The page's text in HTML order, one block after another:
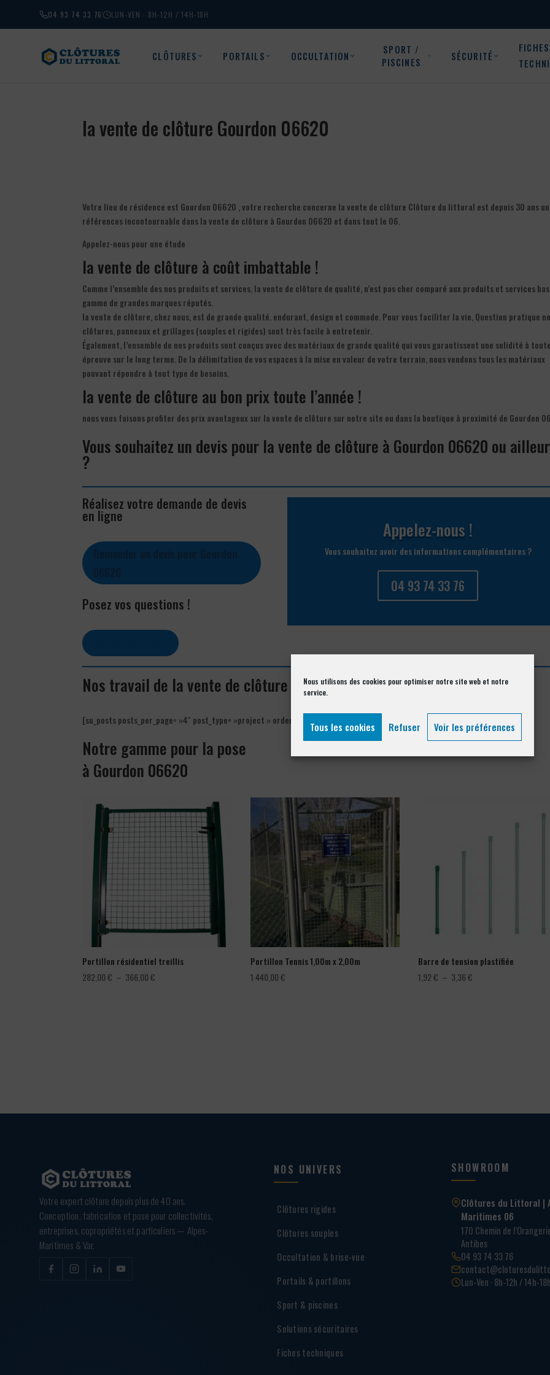
Nous utilisons des cookies pour optimiser notre site web et notre
service.
Tous les cookies Refuser Voir les préférences
04 93 74 33 76 LUN-VEN · 8H-12H / 14H-18H
CLÔTURES PORTAILS OCCULTATION
SPORT /
PISCINES
SÉCURITÉ
FICHES
la vente de clôture Gourdon 06620
Votre lieu de résidence est Gourdon 06620 , votre recherche concerne la vente de clôture Clôture du littoral est depuis 30 ans
références incontournable dans la vente de clôture à Gourdon 06620 et dans tout le 06.
Appelez-nous pour une étude
la vente de clôture à coût imbattable !
Comme l’ensemble des nos produits et services, la vente de clôture de qualité, n’est pas cher comparé aux produits et services
gamme de grandes marques réputés.
la vente de clôture, chez nous, est de grande qualité. endurant, design et commode. Pour vous faciliter la vie, Question pratique
clôtures, panneaux et grillages (souples et rigides) sont très facile à entretenir.
Également, l’ensemble de nos produits sont conçus avec des matériaux de grande qualité qui vous garantissent une solidité à toute
épreuve sur le long terme. De la délimitation de vos espaces à la mise en valeur de votre terrain, nous vendons tous les matériaux
pouvant répondre à tout type de besoins.
la vente de clôture au bon prix toute l’année !
nous vous faisons profiter des prix avantageux sur la vente de clôture sur notre site ou dans la boutique à proximité de Gourdon
Vous souhaitez un devis pour la vente de clôture à Gourdon 06620 ou
?
Réalisez votre demande de devis
en ligne
Posez vos questions !
Appelez-nous !
Vous souhaitez avoir des informations complémentaires ?
04 93 74 33 76
Nos travail de la vente de clôture à Gourdon 06620
[su_posts posts_per_page= »4″ post_type= »project » order= »asc » orderby= »rand »]
Notre gamme pour la pose
à Gourdon 06620
Portillon résidentiel treillis
282,00€ – 366,00€
Portillon Tennis 1,00m x 2,00m
1 440,00€
Barre de tension plastifiée
1,92€ – 3,36€
Votre expert clôture depuis plus de 40 ans.
Conception, fabrication et pose pour collectivités,
entreprises, copropriétés et particuliers — Alpes-
Maritimes & Var.
NOS UNIVERS
Clôtures rigides
Clôtures souples
Occultation & brise-vue
Portails & portillons
Sport & piscines
Solutions sécuritaires
Fiches techniques
SHOWROOM
Clôtures du Littoral |
Maritimes 06
170 Chemin de
Antibes
04 93 74 33 76
Lun-Ven · 8h-12h / 14h-18h